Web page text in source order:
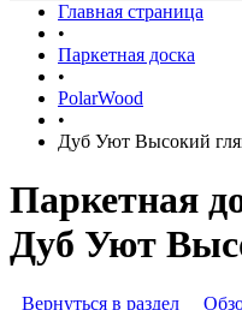
Главная страница
•
Паркетная доска
•
PolarWood
•
Дуб Уют Высокий
Паркетная
Дуб Уют
Вернуться в раздел